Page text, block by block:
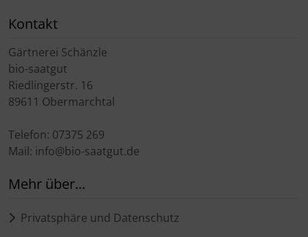
Kontakt
Gärtnerei Schänzle
bio-saatgut
Riedlingerstr. 16
89611 Obermarchtal
Telefon: 07375 269
Mail: info@bio-saatgut.de
Mehr über...
Privatsphäre und Datenschutz